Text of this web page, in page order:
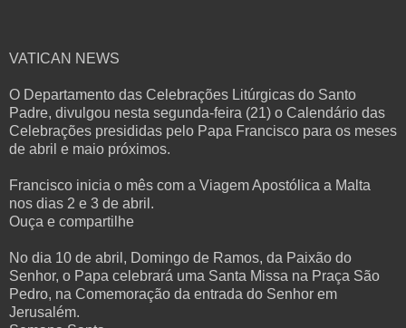
VATICAN NEWS
O Departamento das Celebrações Litúrgicas do Santo
Padre, divulgou nesta segunda-feira (21) o Calendário das
Celebrações presididas pelo Papa Francisco para os meses
de abril e maio próximos.
Francisco inicia o mês com a Viagem Apostólica a Malta
nos dias 2 e 3 de abril.
Ouça e compartilhe
No dia 10 de abril, Domingo de Ramos, da Paixão do
Senhor, o Papa celebrará uma Santa Missa na Praça São
Pedro, na Comemoração da entrada do Senhor em
Jerusalém.